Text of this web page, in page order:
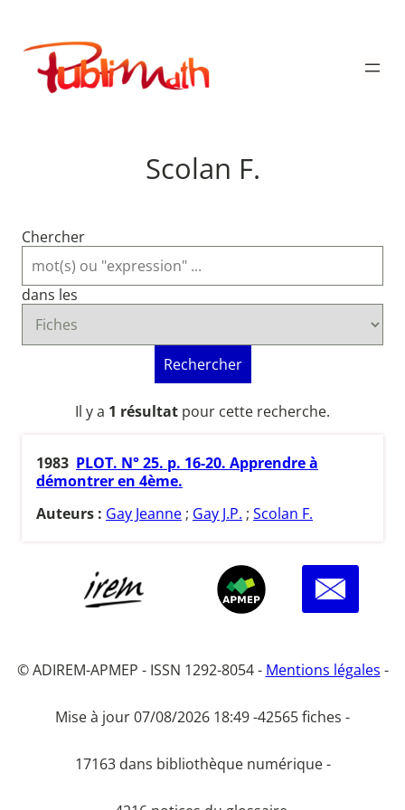
contenu
Publimath
Scolan F.
Chercher
dans les
Rechercher
Il y a 1 résultat pour cette recherche.
1983 PLOT. N° 25. p. 16-20. Apprendre à
démontrer en 4ème.
Auteurs : Gay Jeanne ; Gay J.P. ; Scolan F.
© ADIREM-APMEP - ISSN 1292-8054 - Mentions légales -
Mise à jour 07/08/2026 18:49 -42565 fiches -
17163 dans bibliothèque numérique -